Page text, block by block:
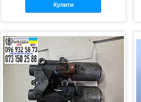
Купити